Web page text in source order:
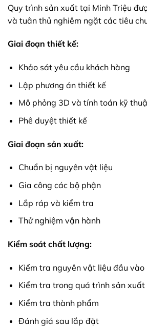
Quy trình sản xuất tại Minh Triệu
và tuân thủ nghiêm ngặt các tiêu
Giai đoạn thiết kế:
Khảo sát yêu cầu khách hàng
Lập phương án thiết kế
Mô phỏng 3D và tính toán kỹ
Phê duyệt thiết kế
Giai đoạn sản xuất:
Chuẩn bị nguyên vật liệu
Gia công các bộ phận
Lắp ráp và kiểm tra
Thử nghiệm vận hành
Kiểm soát chất lượng:
Kiểm tra nguyên vật liệu đầu vào
Kiểm tra trong quá trình sản xuất
Kiểm tra thành phẩm
Đánh giá sau lắp đặt